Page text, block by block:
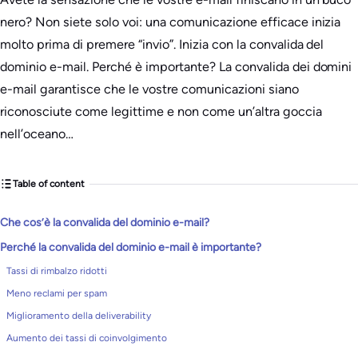
nero? Non siete solo voi: una comunicazione efficace inizia
molto prima di premere “invio”. Inizia con la convalida del
dominio e-mail. Perché è importante? La convalida dei domini
e-mail garantisce che le vostre comunicazioni siano
riconosciute come legittime e non come un’altra goccia
nell’oceano…
Table of content
Che cos’è la convalida del dominio e-mail?
Perché la convalida del dominio e-mail è importante?
Tassi di rimbalzo ridotti
Meno reclami per spam
Miglioramento della deliverability
Aumento dei tassi di coinvolgimento